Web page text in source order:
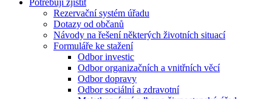
Potřebuji zjistit
Rezervační systém úřadu
Dotazy od občanů
Návody na řešení některých životních situací
Formuláře ke stažení
Odbor investic
Odbor organizačních a vnitřních věcí
Odbor dopravy
Odbor sociální a zdravotní